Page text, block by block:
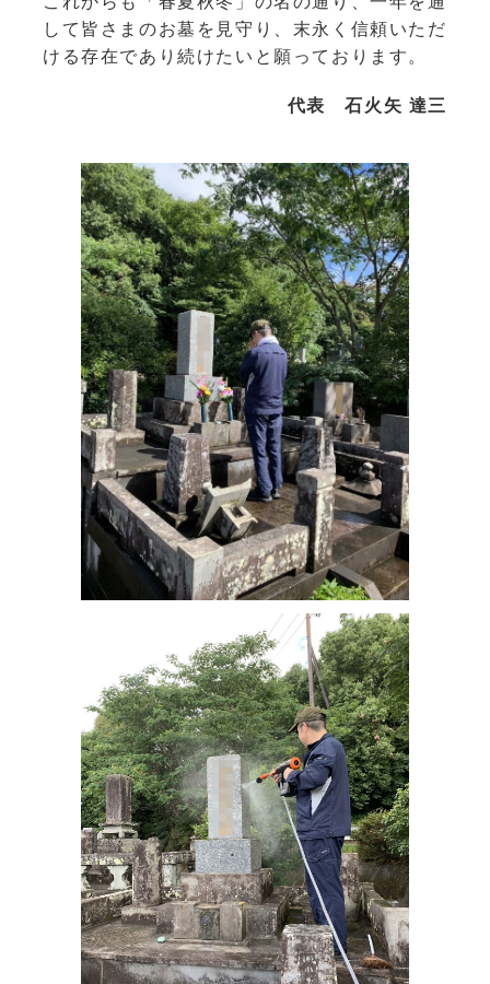
して皆さまのお墓を見守り、末永く信頼いただ
ける存在であり続けたいと願っております。
代表 石火矢 達三